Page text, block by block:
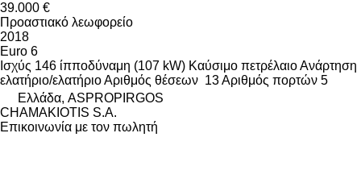
39.000 €
Προαστιακό λεωφορείο
2018
Euro 6
Ισχύς 146 ίπποδύναμη (107 kW) Καύσιμο πετρέλαιοΑνάρτηση
ελατήριο/ελατήριοΑριθμός θέσεων 13Αριθμός πορτών 5
Ελλάδα, ASPROPIRGOS
CHAMAKIOTIS S.A.
Επικοινωνία με τον πωλητή